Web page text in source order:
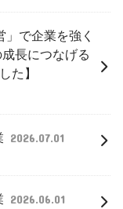
」で企業を強く
長につなげる
た】
2026.07.01
2026.06.01